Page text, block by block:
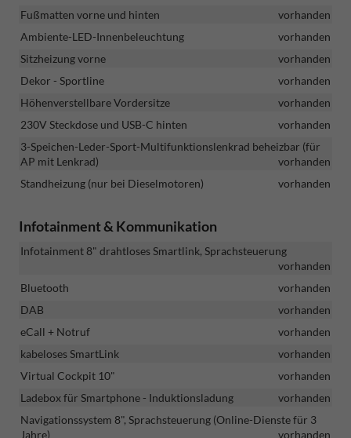
Fußmatten vorne und hinten
vorhanden
Ambiente-LED-Innenbeleuchtung
vorhanden
Sitzheizung vorne
vorhanden
Dekor - Sportline
vorhanden
Höhenverstellbare Vordersitze
vorhanden
230V Steckdose und USB-C hinten
vorhanden
3-Speichen-Leder-Sport-Multifunktionslenkrad beheizbar (für
AP mit Lenkrad)
vorhanden
Standheizung (nur bei Dieselmotoren)
vorhanden
Infotainment & Kommunikation
Infotainment 8" drahtloses Smartlink, Sprachsteuerung
vorhanden
Bluetooth
vorhanden
DAB
vorhanden
eCall + Notruf
vorhanden
kabeloses SmartLink
vorhanden
Virtual Cockpit 10"
vorhanden
Ladebox für Smartphone - Induktionsladung
vorhanden
Navigationssystem 8", Sprachsteuerung (Online-Dienste für 3
Jahre)
vorhanden